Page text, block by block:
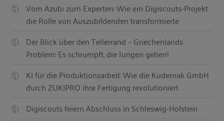
Vom Azubi zum Experten: Wie ein Digiscouts-Projekt
die Rolle von Auszubildenden transformierte
Der Blick über den Tellerrand – Griechenlands
Problem: Es schrumpft, die Jungen gehen!
KI für die Produktionsarbeit: Wie die Kudernak GmbH
durch ZUKIPRO ihre Fertigung revolutioniert
Digiscouts feiern Abschluss in Schleswig-Holstein